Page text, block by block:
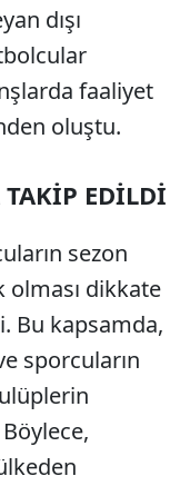
dışı
faaliyet
oluştu.
EDİLDİ
sezon
olması dikkate
Bu kapsamda,
sporcuların